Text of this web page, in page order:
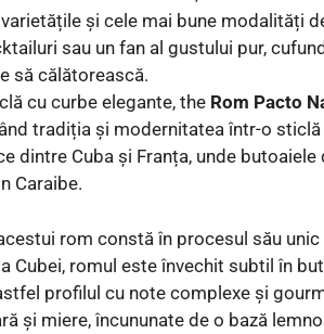
cu curbe elegante, the Rom Pacto
tradiția și modernitatea într-o
dintre Cuba și Franța, unde
Caraibe.
rom constă în procesul său
Cubei, romul este învechit subtil în
profilul cu note complexe și
și miere, încununate de o bază